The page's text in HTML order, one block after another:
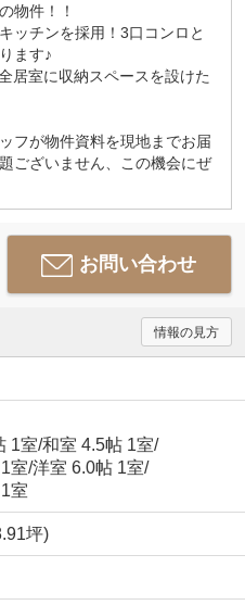
物件！！
ッチンを採用！3口コンロと
ます♪
居室に収納スペースを設けた
フが物件資料を現地までお届
ございません、この機会にぜ
お問い合わせ
情報の見方
1室/和室 4.5帖 1室/
室/洋室 6.0帖 1室/
室
坪)